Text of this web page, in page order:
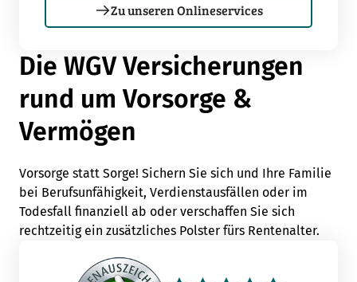
Zu unseren Onlineservices
Die WGV Versicherungen
rund um Vorsorge &
Vermögen
Vorsorge statt Sorge! Sichern Sie sich und Ihre Familie
bei Berufsunfähigkeit, Verdienstausfällen oder im
Todesfall finanziell ab oder verschaffen Sie sich
rechtzeitig ein zusätzliches Polster fürs Rentenalter.